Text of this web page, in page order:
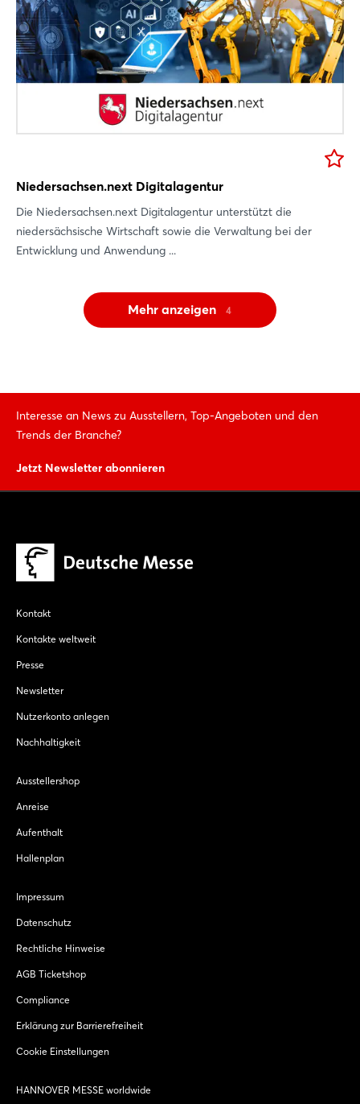
Niedersachsen.next Digitalagentur
Die Niedersachsen.next Digitalagentur unterstützt die
niedersächsische Wirtschaft sowie die Verwaltung bei der
Entwicklung und Anwendung ...
Mehr anzeigen 4
Interesse an News zu Ausstellern, Top-Angeboten und den
Trends der Branche?
Jetzt Newsletter abonnieren
Kontakt
Kontakte weltweit
Presse
Newsletter
Nutzerkonto anlegen
Nachhaltigkeit
Ausstellershop
Anreise
Aufenthalt
Hallenplan
Impressum
Datenschutz
Rechtliche Hinweise
AGB Ticketshop
Compliance
Erklärung zur Barrierefreiheit
Cookie Einstellungen
HANNOVER MESSE worldwide